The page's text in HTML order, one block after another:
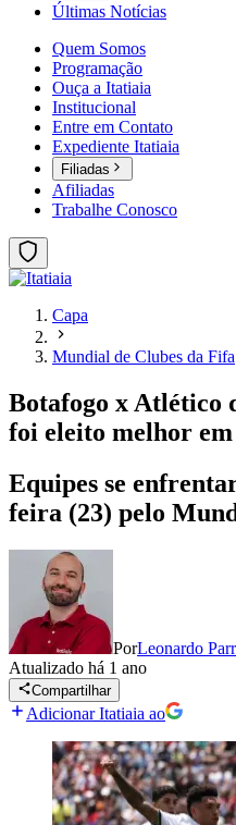
Últimas Notícias
Quem Somos
Programação
Ouça a Itatiaia
Institucional
Entre em Contato
Expediente Itatiaia
Filiadas
Afiliadas
Trabalhe Conosco
Capa
Mundial de Clubes da Fifa
Botafogo x Atlético
foi eleito melhor em
Equipes se
feira (23) pelo
PorLeonardo
Atualizado há 1 ano
Compartilhar
Adicionar Itatiaia ao